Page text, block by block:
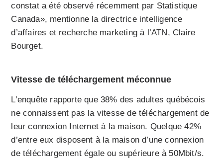
constat a été observé récemment par Statistique
Canada», mentionne la directrice intelligence
d’affaires et recherche marketing à l’ATN, Claire
Bourget.
Vitesse de téléchargement méconnue
L’enquête rapporte que 38% des adultes québécois
ne connaissent pas la vitesse de téléchargement de
leur connexion Internet à la maison. Quelque 42%
d’entre eux disposent à la maison d’une connexion
de téléchargement égale ou supérieure à 50Mbit/s.